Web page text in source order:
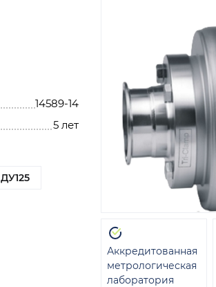
14589-14
5 лет
ДУ125
Аккредитованная
метрологическая
лаборатория